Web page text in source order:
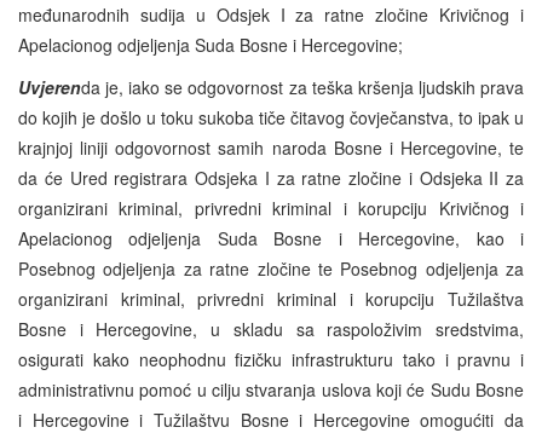
međunarodnih sudija u Odsjek I za ratne zločine Krivičnog i
Apelacionog odjeljenja Suda Bosne i Hercegovine;
Uvjerenda je, iako se odgovornost za teška kršenja ljudskih prava
do kojih je došlo u toku sukoba tiče čitavog čovječanstva, to ipak u
krajnjoj liniji odgovornost samih naroda Bosne i Hercegovine, te
da će Ured registrara Odsjeka I za ratne zločine i Odsjeka II za
organizirani kriminal, privredni kriminal i korupciju Krivičnog i
Apelacionog odjeljenja Suda Bosne i Hercegovine, kao i
Posebnog odjeljenja za ratne zločine te Posebnog odjeljenja za
organizirani kriminal, privredni kriminal i korupciju Tužilaštva
Bosne i Hercegovine, u skladu sa raspoloživim sredstvima,
osigurati kako neophodnu fizičku infrastrukturu tako i pravnu i
administrativnu pomoć u cilju stvaranja uslova koji će Sudu Bosne
i Hercegovine i Tužilaštvu Bosne i Hercegovine omogućiti da